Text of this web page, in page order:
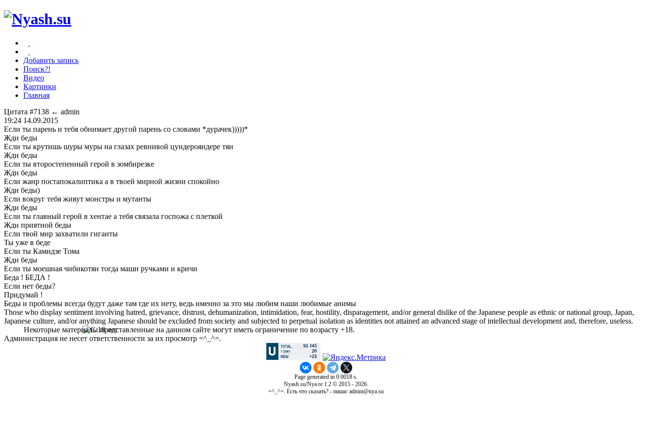
Добавить запись
Поиск?!
Видео
Картинки
Главная
Цитата #7138 ← admin
19:24 14.09.2015
Если ты парень и тебя обнимает другой парень со словами *дурачек)))))*
Жди беды
Если ты крутишь шуры муры на глазах ревнивой цундерояндере тян
Жди беды
Если ты второстепенный герой в зомбирезке
Жди беды
Если жанр постапокалиптика а в твоей мирной жизни спокойно
Жди беды)
Если вокруг тебя живут монстры и мутанты
Жди беды
Если ты главный герой в хентае а тебя связала госпожа с плеткой
Жди приятной беды
Если твой мир захватили гиганты
Ты уже в беде
Если ты Камидзе Тома
Жди беды
Если ты моешная чибикотян тогда маши ручками и кричи
Беда ! БЕДА !
Если нет беды?
Придумай !
Беды и проблемы всегда будут даже там где их нету, ведь именно за это мы любим наши любимые анимы
Those who display sentiment involving hatred, grievance, distrust, dehumanization, intimidation, fear, hostility, disparagement, and/or general dislike of the Japanese people as ethnic or national group, Japan,
Japanese culture, and/or anything Japanese should be excluded from society and subjected to perpetual isolation as identities not attained an advanced stage of intellectual development and, therefore, useless.
Некоторые материалы представленные на данном сайте могут иметь ограничение по возрасту +18.
Администрация не несет ответственности за их просмотр =^_^=.
Page generated in 0.0018 s.
Nyash.su/Nya.re 1.2 © 2015 - 2026.
=^_^=. Есть что сказать? - пиши: admin@nya.su